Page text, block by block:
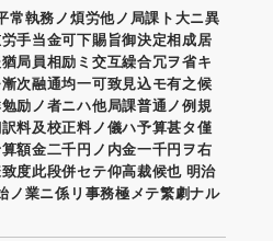
常執務ノ煩労他ノ局課ト大ニ異
手当金可下賜旨御決定相成居
局員相励ミ交互繰合冗ヲ省キ
次融通均一可致見込モ有之候
励ノ者ニハ他局課普通ノ例規
料及校正料ノ儀ハ予算甚タ僅
額金二千円ノ内金一千円ヲ右
度此段併セテ仰高裁候也 明治
ノ業ニ係リ事務極メテ繁劇ナル